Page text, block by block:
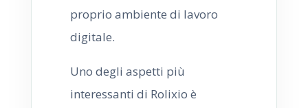
proprio ambiente di lavoro
digitale.
Uno degli aspetti più
interessanti di Rolixio è